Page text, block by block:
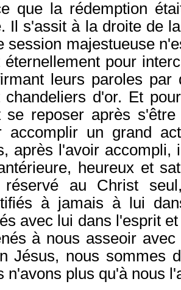
que la rédemption
Il s'assit à la droite de
session majestueuse
éternellement pour
leurs paroles
chandeliers d'or. Et
se reposer après
accomplir un grand
après l'avoir accompli,
heureux et
réservé au Christ
à jamais à lui
avec lui dans l'esprit
à nous asseoir
Jésus, nous sommes
n'avons plus qu'à nous